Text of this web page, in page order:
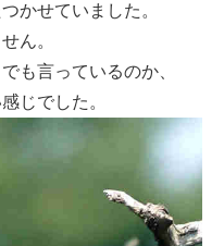
かせていました。
ん。
も言っているのか、
じでした。